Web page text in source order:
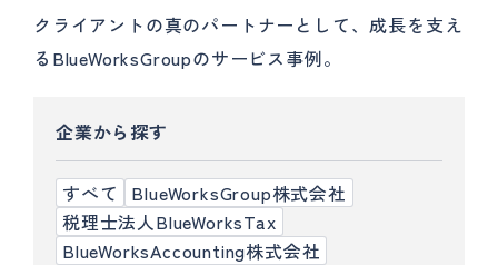
クライアントの真のパートナーとして、成長を支え
るBlueWorksGroupのサービス事例。
企業から探す
すべて
BlueWorksGroup株式会社
税理士法人BlueWorksTax
BlueWorksAccounting株式会社